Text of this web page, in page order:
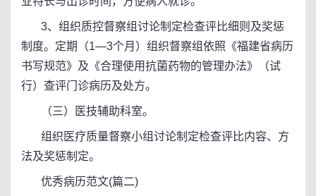
3、组织质控督察组讨论制定检查评比细则及奖惩
制度。定期（1—3个月）组织督察组依照《福建省病历
书写规范》及《合理使用抗菌药物的管理办法》（试
行）查评门诊病历及处方。
（三）医技辅助科室。
组织医疗质量督察小组讨论制定检查评比内容、方
法及奖惩制定。
优秀病历范文(篇二)